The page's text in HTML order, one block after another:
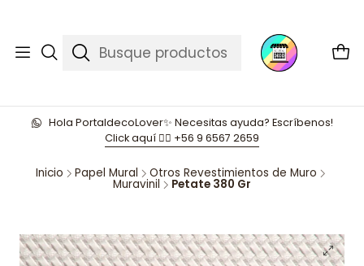
Hola PortaldecoLover✨ Necesitas ayuda? Escríbenos!
Click aquí 👉🏼 +56 9 6567 2659
Inicio Papel Mural Otros Revestimientos de Muro
Muravinil Petate 380 Gr